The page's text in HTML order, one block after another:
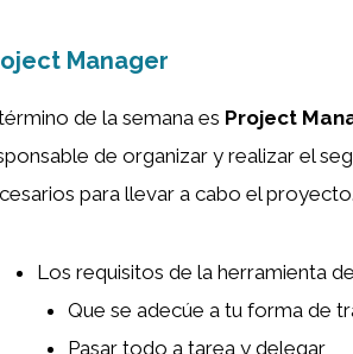
Manager
de la semana es Project
de organizar y realizar el
para llevar a cabo el proyecto.
Los requisitos de la herramienta
Que se adecúe a tu forma de
Pasar todo a tarea y delegar